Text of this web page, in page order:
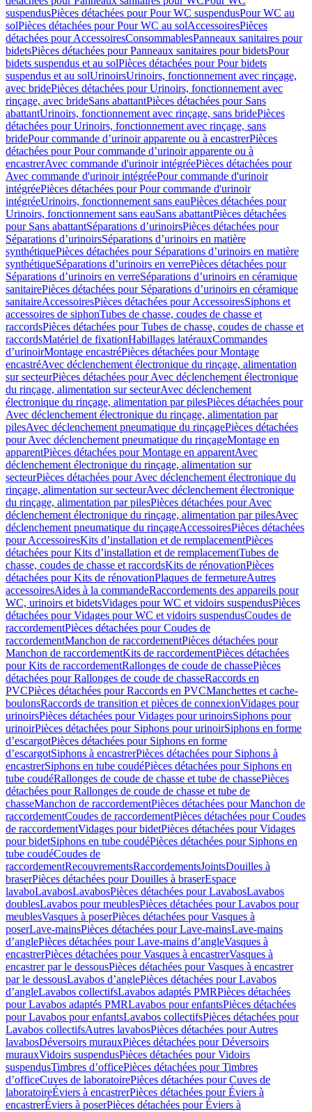
suspendusPièces détachées pour Pour WC suspendusPour WC au
solPièces détachées pour Pour WC au solAccessoiresPièces
détachées pour AccessoiresConsommablesPanneaux sanitaires pour
bidetsPièces détachées pour Panneaux sanitaires pour bidetsPour
bidets suspendus et au solPièces détachées pour Pour bidets
suspendus et au solUrinoirsUrinoirs, fonctionnement avec rinçage,
avec bridePièces détachées pour Urinoirs, fonctionnement avec
rinçage, avec brideSans abattantPièces détachées pour Sans
abattantUrinoirs, fonctionnement avec rinçage, sans bridePièces
détachées pour Urinoirs, fonctionnement avec rinçage, sans
bridePour commande d’urinoir apparente ou à encastrerPièces
détachées pour Pour commande d’urinoir apparente ou à
encastrerAvec commande d'urinoir intégréePièces détachées pour
Avec commande d'urinoir intégréePour commande d'urinoir
intégréePièces détachées pour Pour commande d'urinoir
intégréeUrinoirs, fonctionnement sans eauPièces détachées pour
Urinoirs, fonctionnement sans eauSans abattantPièces détachées
pour Sans abattantSéparations d’urinoirsPièces détachées pour
Séparations d’urinoirsSéparations d’urinoirs en matière
synthétiquePièces détachées pour Séparations d’urinoirs en matière
synthétiqueSéparations d’urinoirs en verrePièces détachées pour
Séparations d’urinoirs en verreSéparations d’urinoirs en céramique
sanitairePièces détachées pour Séparations d’urinoirs en céramique
sanitaireAccessoiresPièces détachées pour AccessoiresSiphons et
accessoires de siphonTubes de chasse, coudes de chasse et
raccordsPièces détachées pour Tubes de chasse, coudes de chasse et
raccordsMatériel de fixationHabillages latérauxCommandes
dʼurinoirMontage encastréPièces détachées pour Montage
encastréAvec déclenchement électronique du rinçage, alimentation
sur secteurPièces détachées pour Avec déclenchement électronique
du rinçage, alimentation sur secteurAvec déclenchement
électronique du rinçage, alimentation par pilesPièces détachées pour
Avec déclenchement électronique du rinçage, alimentation par
pilesAvec déclenchement pneumatique du rinçagePièces détachées
pour Avec déclenchement pneumatique du rinçageMontage en
apparentPièces détachées pour Montage en apparentAvec
déclenchement électronique du rinçage, alimentation sur
secteurPièces détachées pour Avec déclenchement électronique du
rinçage, alimentation sur secteurAvec déclenchement électronique
du rinçage, alimentation par pilesPièces détachées pour Avec
déclenchement électronique du rinçage, alimentation par pilesAvec
déclenchement pneumatique du rinçageAccessoiresPièces détachées
pour AccessoiresKits d’installation et de remplacementPièces
détachées pour Kits d’installation et de remplacementTubes de
chasse, coudes de chasse et raccordsKits de rénovationPièces
détachées pour Kits de rénovationPlaques de fermetureAutres
accessoiresAides à la commandeRaccordements des appareils pour
WC, urinoirs et bidetsVidages pour WC et vidoirs suspendusPièces
détachées pour Vidages pour WC et vidoirs suspendusCoudes de
raccordementPièces détachées pour Coudes de
raccordementManchon de raccordementPièces détachées pour
Manchon de raccordementKits de raccordementPièces détachées
pour Kits de raccordementRallonges de coude de chassePièces
détachées pour Rallonges de coude de chasseRaccords en
PVCPièces détachées pour Raccords en PVCManchettes et cache-
boulonsRaccords de transition et pièces de connexionVidages pour
urinoirsPièces détachées pour Vidages pour urinoirsSiphons pour
urinoirPièces détachées pour Siphons pour urinoirSiphons en forme
d’escargotPièces détachées pour Siphons en forme
d’escargotSiphons à encastrerPièces détachées pour Siphons à
encastrerSiphons en tube coudéPièces détachées pour Siphons en
tube coudéRallonges de coude de chasse et tube de chassePièces
détachées pour Rallonges de coude de chasse et tube de
chasseManchon de raccordementPièces détachées pour Manchon de
raccordementCoudes de raccordementPièces détachées pour Coudes
de raccordementVidages pour bidetPièces détachées pour Vidages
pour bidetSiphons en tube coudéPièces détachées pour Siphons en
tube coudéCoudes de
raccordementRecouvrementsRaccordementsJointsDouilles à
braserPièces détachées pour Douilles à braserEspace
lavaboLavabosLavabosPièces détachées pour LavabosLavabos
doublesLavabos pour meublesPièces détachées pour Lavabos pour
meublesVasques à poserPièces détachées pour Vasques à
poserLave-mainsPièces détachées pour Lave-mainsLave-mains
d’anglePièces détachées pour Lave-mains d’angleVasques à
encastrerPièces détachées pour Vasques à encastrerVasques à
encastrer par le dessousPièces détachées pour Vasques à encastrer
par le dessousLavabos d’anglePièces détachées pour Lavabos
d’angleLavabos collectifsLavabos adaptés PMRPièces détachées
pour Lavabos adaptés PMRLavabos pour enfantsPièces détachées
pour Lavabos pour enfantsLavabos collectifsPièces détachées pour
Lavabos collectifsAutres lavabosPièces détachées pour Autres
lavabosDéversoirs murauxPièces détachées pour Déversoirs
murauxVidoirs suspendusPièces détachées pour Vidoirs
suspendusTimbres dʼofficePièces détachées pour Timbres
dʼofficeCuves de laboratoirePièces détachées pour Cuves de
laboratoireÉviers à encastrerPièces détachées pour Éviers à
encastrerÉviers à poserPièces détachées pour Éviers à